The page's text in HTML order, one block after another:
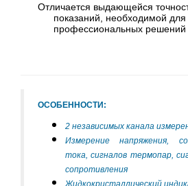
Отличается выдающейся
показаний, необходимой для
профессиональных решений
ОСОБЕННОСТИ:
2 независимых канала
Измерение напряжения,
тока, сигналов термопар,
сопротивления
Жидкокристаллический